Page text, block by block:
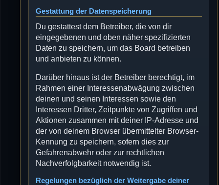
Gestattung der Datenspeicherung
Du gestattest dem Betreiber, die von dir
eingegebenen und oben näher spezifizierten
Daten zu speichern, um das Board betreiben
und anbieten zu können.
Darüber hinaus ist der Betreiber berechtigt, im
Rahmen einer Interessenabwägung zwischen
deinen und seinen Interessen sowie den
Interessen Dritter, Zeitpunkte von Zugriffen und
Aktionen zusammen mit deiner IP-Adresse und
der von deinem Browser übermittelter Browser-
Kennung zu speichern, sofern dies zur
Gefahrenabwehr oder zur rechtlichen
Nachverfolgbarkeit notwendig ist.
Regelungen bezüglich der Weitergabe deiner